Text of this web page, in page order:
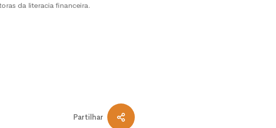
da literacia financeira.
Partilhar